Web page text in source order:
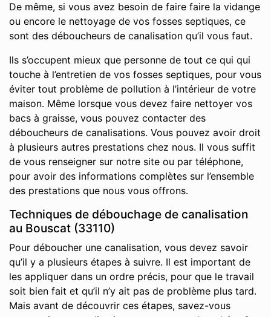
De même, si vous avez besoin de faire faire la vidange
ou encore le nettoyage de vos fosses septiques, ce
sont des déboucheurs de canalisation qu’il vous faut.
Ils s’occupent mieux que personne de tout ce qui qui
touche à l’entretien de vos fosses septiques, pour vous
éviter tout problème de pollution à l’intérieur de votre
maison. Même lorsque vous devez faire nettoyer vos
bacs à graisse, vous pouvez contacter des
déboucheurs de canalisations. Vous pouvez avoir droit
à plusieurs autres prestations chez nous. Il vous suffit
de vous renseigner sur notre site ou par téléphone,
pour avoir des informations complètes sur l’ensemble
des prestations que nous vous offrons.
Techniques de débouchage de canalisation
au Bouscat (33110)
Pour déboucher une canalisation, vous devez savoir
qu’il y a plusieurs étapes à suivre. Il est important de
les appliquer dans un ordre précis, pour que le travail
soit bien fait et qu’il n’y ait pas de problème plus tard.
Mais avant de découvrir ces étapes, savez-vous